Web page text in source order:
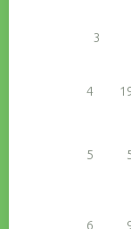
3
4
5
6